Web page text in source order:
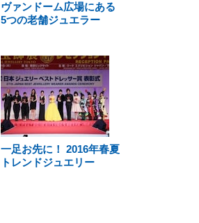
ヴァンドーム広場にある
5つの老舗ジュエラー
一足お先に！ 2016年春夏
トレンドジュエリー